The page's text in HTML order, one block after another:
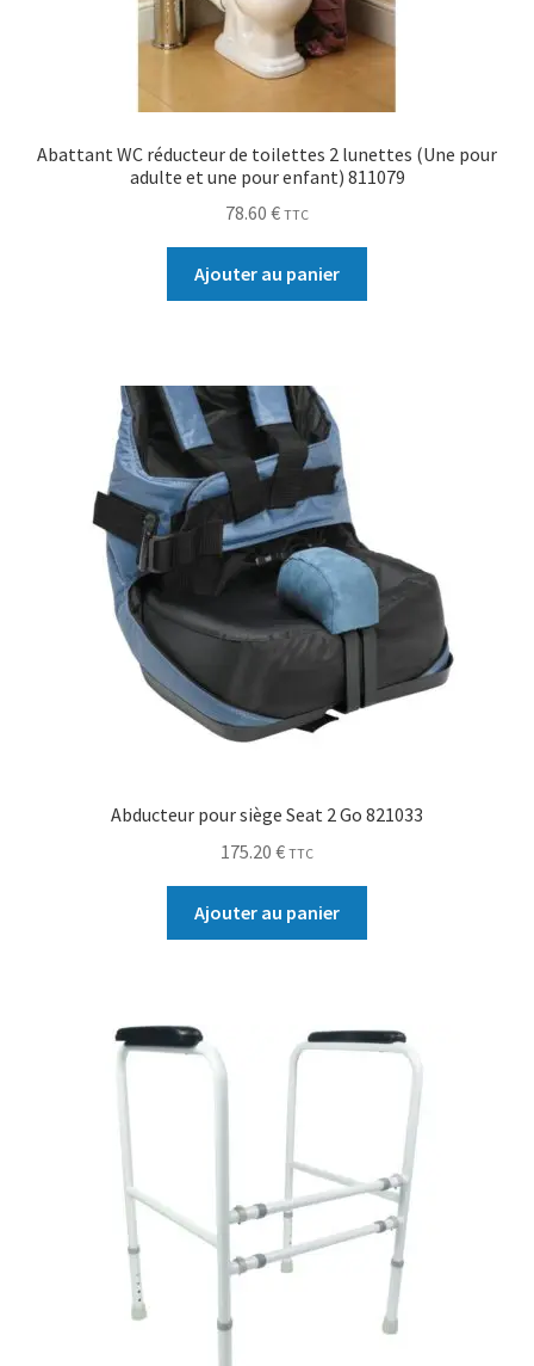
Abattant WC réducteur de toilettes 2 lunettes (Une pour
adulte et une pour enfant) 811079
78.60 € TTC
Ajouter au panier
Abducteur pour siège Seat 2 Go 821033
175.20 € TTC
Ajouter au panier